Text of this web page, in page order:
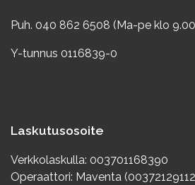
Puh. 040 862 6508 (Ma-pe klo
Y-tunnus 0116839-0
Laskutusosoite
Verkkolaskulla: 003701168390
Operaattori: Maventa